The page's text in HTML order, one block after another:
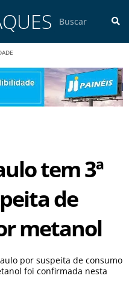
tem 3ª
de
metanol
por suspeita de consumo
foi confirmada nesta